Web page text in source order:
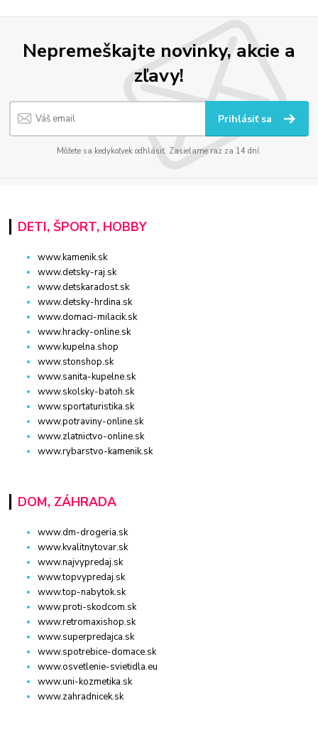
Nepremeškajte novinky, akcie a
zľavy!
Prihlásiť sa
Môžete sa kedykoľvek odhlásiť. Zasielame raz za 14 dní.
DETI, ŠPORT, HOBBY
www.kamenik.sk
www.detsky-raj.sk
www.detskaradost.sk
www.detsky-hrdina.sk
www.domaci-milacik.sk
www.hracky-online.sk
www.kupelna.shop
www.stonshop.sk
www.sanita-kupelne.sk
www.skolsky-batoh.sk
www.sportaturistika.sk
www.potraviny-online.sk
www.zlatnictvo-online.sk
www.rybarstvo-kamenik.sk
DOM, ZÁHRADA
www.dm-drogeria.sk
www.kvalitnytovar.sk
www.najvypredaj.sk
www.topvypredaj.sk
www.top-nabytok.sk
www.proti-skodcom.sk
www.retromaxishop.sk
www.superpredajca.sk
www.spotrebice-domace.sk
www.osvetlenie-svietidla.eu
www.uni-kozmetika.sk
www.zahradnicek.sk